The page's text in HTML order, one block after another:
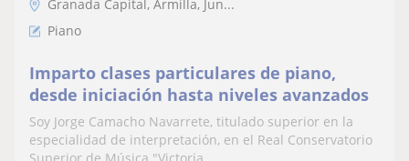
Granada Capital, Armilla, Jun...
Piano
Imparto clases particulares de piano,
desde iniciación hasta niveles avanzados
Soy Jorge Camacho Navarrete, titulado superior en la
especialidad de interpretación, en el Real Conservatorio